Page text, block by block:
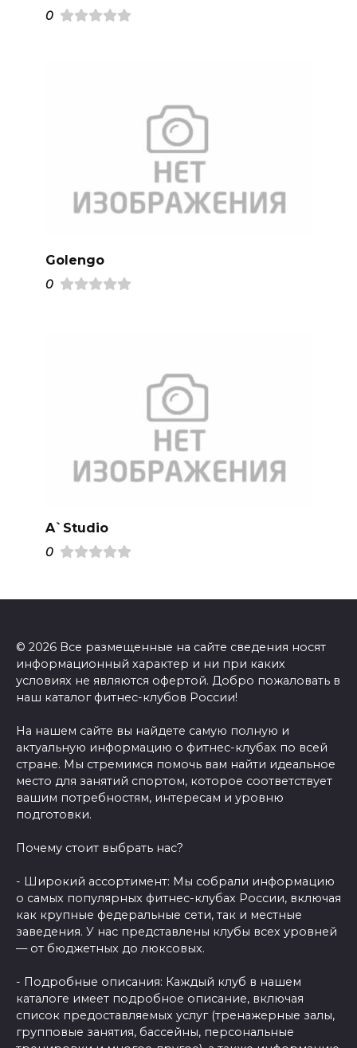
0
Golengo
0
A`Studio
0
© 2026 Все размещенные на сайте сведения носят
информационный характер и ни при каких
условиях не являются офертой. Добро пожаловать в
наш каталог фитнес-клубов России!
На нашем сайте вы найдете самую полную и
актуальную информацию о фитнес-клубах по всей
стране. Мы стремимся помочь вам найти идеальное
место для занятий спортом, которое соответствует
вашим потребностям, интересам и уровню
подготовки.
Почему стоит выбрать нас?
- Широкий ассортимент: Мы собрали информацию
о самых популярных фитнес-клубах России, включая
как крупные федеральные сети, так и местные
заведения. У нас представлены клубы всех уровней
— от бюджетных до люксовых.
- Подробные описания: Каждый клуб в нашем
каталоге имеет подробное описание, включая
список предоставляемых услуг (тренажерные залы,
групповые занятия, бассейны, персональные